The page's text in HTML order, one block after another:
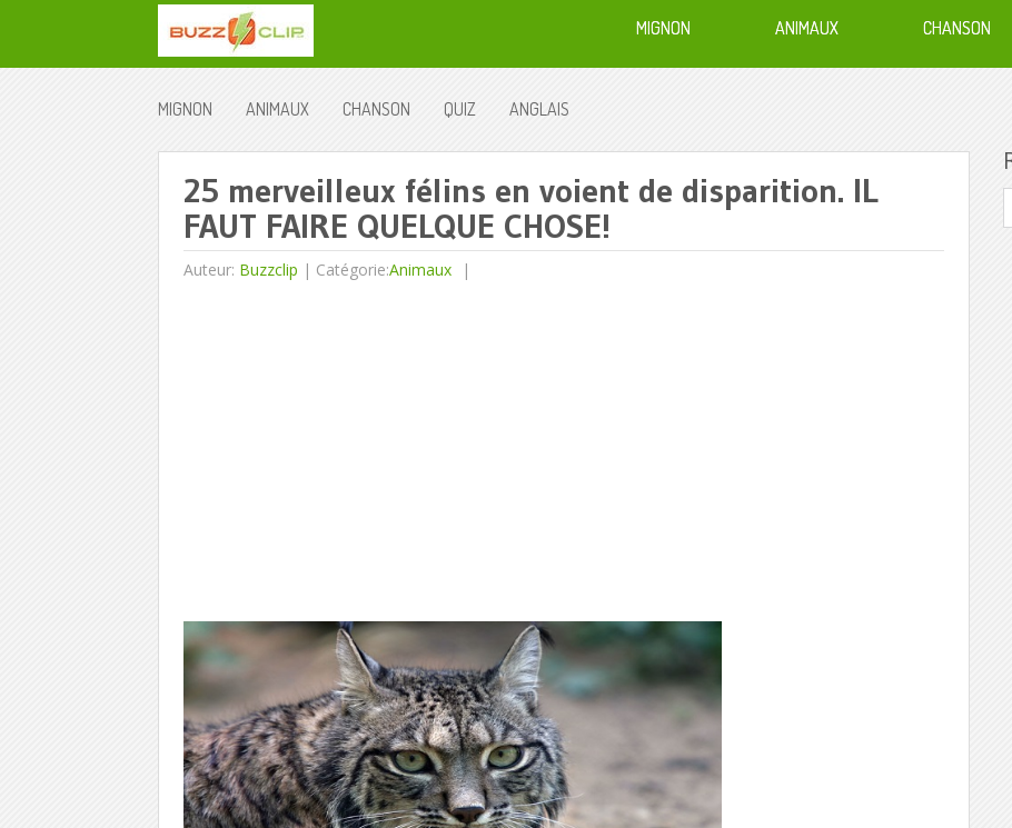
MIGNON ANIMAUX CHANSON
MIGNON ANIMAUX CHANSON QUIZ ANGLAIS
25 merveilleux félins en voient de disparition. IL
FAUT FAIRE QUELQUE CHOSE!
Auteur: Buzzclip | Catégorie:Animaux